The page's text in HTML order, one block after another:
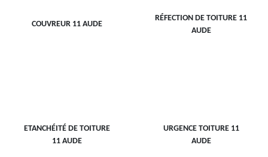
COUVREUR 11 AUDE
RÉFECTION DE TOITURE 11
AUDE
ETANCHÉITÉ DE TOITURE
11 AUDE
URGENCE TOITURE 11
AUDE